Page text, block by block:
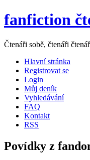
fanfiction
Čtenáři sobě, čtenáři
Hlavní stránka
Registrovat se
Login
Můj deník
Vyhledávání
FAQ
Kontakt
RSS
Povídky z